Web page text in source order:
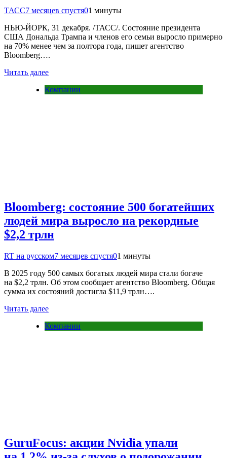
ТАСС7 месяцев спустя01 минуты
НЬЮ-ЙОРК, 31 декабря. /ТАСС/. Состояние президента
США Дональда Трампа и членов его семьи выросло примерно
на 70% менее чем за полтора года, пишет агентство
Bloomberg….
Читать далее
Компании
Bloomberg: состояние 500 богатейших
людей мира выросло на рекордные
$2,2 трлн
RT на русском7 месяцев спустя01 минуты
В 2025 году 500 самых богатых людей мира стали богаче
на $2,2 трлн. Об этом сообщает агентство Bloomberg. Общая
сумма их состояний достигла $11,9 трлн….
Читать далее
Компании
GuruFocus: акции Nvidia упали